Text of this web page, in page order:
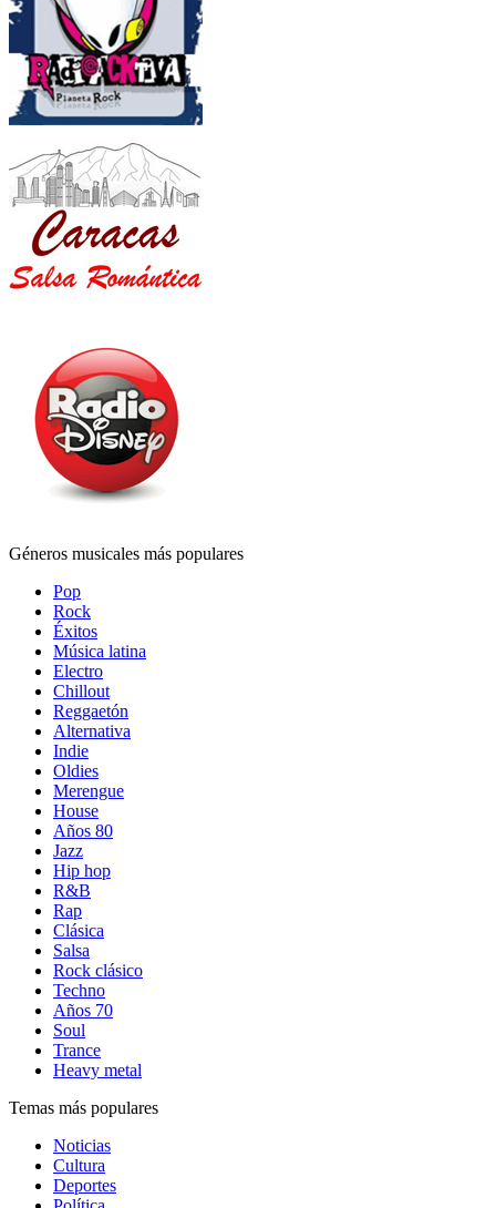
Géneros musicales más populares
Pop
Rock
Éxitos
Música latina
Electro
Chillout
Reggaetón
Alternativa
Indie
Oldies
Merengue
House
Años 80
Jazz
Hip hop
R&B
Rap
Clásica
Salsa
Rock clásico
Techno
Años 70
Soul
Trance
Heavy metal
Temas más populares
Noticias
Cultura
Deportes